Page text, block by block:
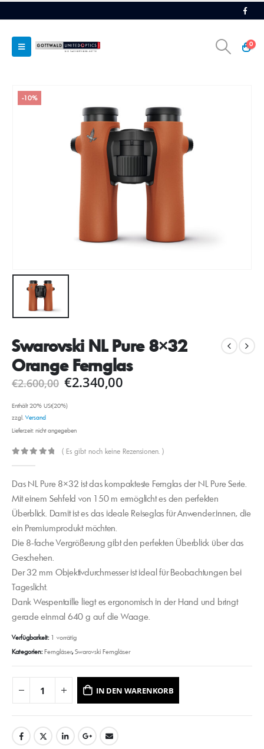
0
-10%
Swarovski NL Pure 8×32
Orange Fernglas
€2.600,00 €2.340,00
Enthält 20% USt(20%)
zzgl.Versand
Lieferzeit: nicht angegeben
( Es gibt noch keine Rezensionen. )
Das NL Pure 8×32 ist das kompakteste Fernglas der NL Pure Serie.
Mit einem Sehfeld von 150 m ermöglicht es den perfekten
Überblick. Damit ist es das ideale Reiseglas für Anwender:innen, die
ein Premiumprodukt möchten.
Die 8-fache Vergrößerung gibt den perfekten Überblick über das
Geschehen.
Der 32 mm Objektivdurchmesser ist ideal für Beobachtungen bei
Tageslicht.
Dank Wespentaille liegt es ergonomisch in der Hand und bringt
gerade einmal 640 g auf die Waage.
Verfügbarkeit: 1 vorrätig
Kategorien:Ferngläser,Swarovski Ferngläser
IN DEN WARENKORB